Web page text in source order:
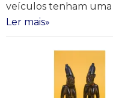
veículos tenham
Ler mais»